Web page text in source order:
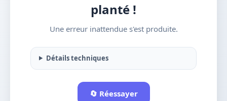
planté !
Une erreur inattendue s'est produite.
Détails techniques
🔄 Réessayer